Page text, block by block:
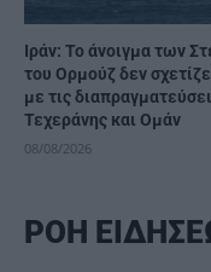
Ιράν: Το άνοιγμα των
του Ορμούζ δεν
με τις
Τεχεράνης και Ομάν
08/08/2026
ΡΟΗ